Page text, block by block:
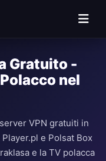
Gratuito -
nel
VPN gratuiti in
e Polsat Box
e la TV polacca